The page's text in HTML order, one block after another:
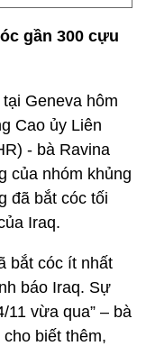
gần 300 cựu
Geneva hôm
Cao ủy Liên
- bà Ravina
của nhóm khủng
đã bắt cóc tối
Iraq.
bắt cóc ít nhất
báo Iraq. Sự
11 vừa qua” – bà
biết thêm,